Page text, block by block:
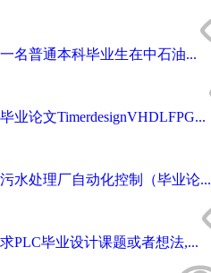
一名普通本科毕业生在中石油...
毕业论文TimerdesignVHDLFPG...
污水处理厂自动化控制（毕业论...
求PLC毕业设计课题或者想法,...